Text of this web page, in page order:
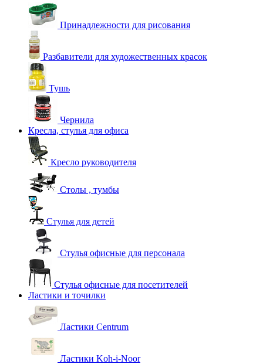
Принадлежности для рисования
Разбавители для художественных красок
Тушь
Чернила
Кресла, стулья для офиса
Кресло руководителя
Столы , тумбы
Стулья для детей
Стулья офисные для персонала
Стулья офисные для посетителей
Ластики и точилки
Ластики Centrum
Ластики Koh-i-Noor